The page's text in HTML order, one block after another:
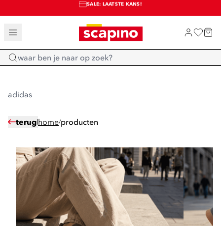
TOT 70% KORTING OP SALE
SALE: LAATSTE KANS!
SHOP NIEUW
Home
adidas
terug home/producten